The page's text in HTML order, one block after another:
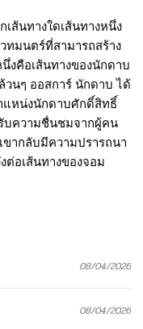
ส้นทางใดเส้นทางหนึ่ง
ทมนตร์ที่สามารถสร้าง
งคือเส้นทางของนักดาบ
นๆ ออสการ์ นักดาบ ได้
แหน่งนักดาบศักดิ์สิทธิ์
บความชื่นชมจากผู้คน
ขากลับมีความปรารถนา
อเส้นทางของจอม
08/04/2026
08/04/2026